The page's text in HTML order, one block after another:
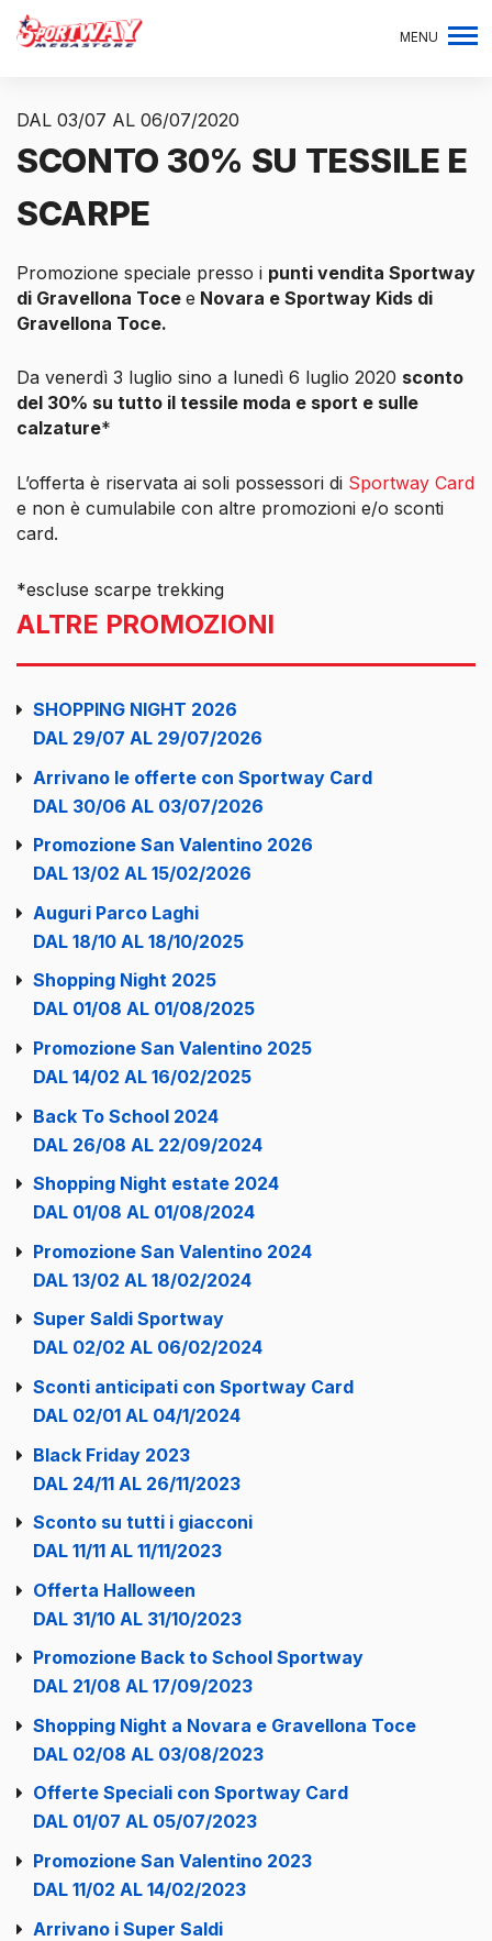
MENU
DAL 03/07 AL 06/07/2020
SCONTO 30% SU TESSILE E
SCARPE
Promozione speciale presso i punti vendita Sportway
di Gravellona Toce e Novara e Sportway Kids di
Gravellona Toce.
Da venerdì 3 luglio sino a lunedì 6 luglio 2020 sconto
del 30% su tutto il tessile moda e sport e sulle
calzature*
L’offerta è riservata ai soli possessori di Sportway Card
e non è cumulabile con altre promozioni e/o sconti
card.
*escluse scarpe trekking
ALTRE PROMOZIONI
SHOPPING NIGHT 2026
DAL 29/07 AL 29/07/2026
Arrivano le offerte con Sportway Card
DAL 30/06 AL 03/07/2026
Promozione San Valentino 2026
DAL 13/02 AL 15/02/2026
Auguri Parco Laghi
DAL 18/10 AL 18/10/2025
Shopping Night 2025
DAL 01/08 AL 01/08/2025
Promozione San Valentino 2025
DAL 14/02 AL 16/02/2025
Back To School 2024
DAL 26/08 AL 22/09/2024
Shopping Night estate 2024
DAL 01/08 AL 01/08/2024
Promozione San Valentino 2024
DAL 13/02 AL 18/02/2024
Super Saldi Sportway
DAL 02/02 AL 06/02/2024
Sconti anticipati con Sportway Card
DAL 02/01 AL 04/1/2024
Black Friday 2023
DAL 24/11 AL 26/11/2023
Sconto su tutti i giacconi
DAL 11/11 AL 11/11/2023
Offerta Halloween
DAL 31/10 AL 31/10/2023
Promozione Back to School Sportway
DAL 21/08 AL 17/09/2023
Shopping Night a Novara e Gravellona Toce
DAL 02/08 AL 03/08/2023
Offerte Speciali con Sportway Card
DAL 01/07 AL 05/07/2023
Promozione San Valentino 2023
DAL 11/02 AL 14/02/2023
Arrivano i Super Saldi